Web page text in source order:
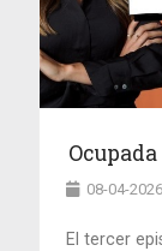
08-04-
El tercer